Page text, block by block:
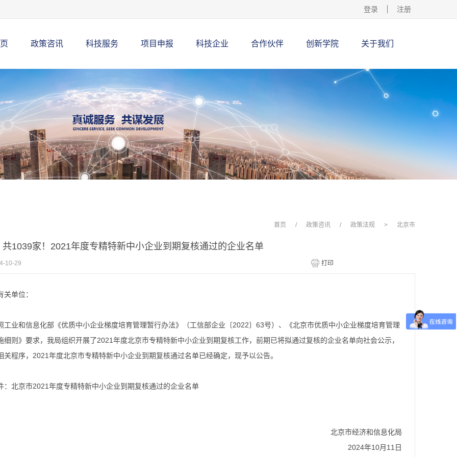
登录 注册
政策咨讯 科技服务 项目申报 科技企业 合作伙伴 创新学院 关于我们
首页 / 政策咨讯 / 政策法规 > 北京市
共1039家！2021年度专精特新中小企业到期复核通过的企业名单
10-29
关单位：
工业和信息化部《优质中小企业梯度培育管理暂行办法》（工信部企业〔2022〕63号）、《北京市优质中小企业梯度培育管理
细则》要求，我局组织开展了2021年度北京市专精特新中小企业到期复核工作，前期已将拟通过复核的企业名单向社会公示，
关程序，2021年度北京市专精特新中小企业到期复核通过名单已经确定，现予以公告。
： 北京市2021年度专精特新中小企业到期复核通过的企业名单
北京市经济和信息化局
2024年10月11日